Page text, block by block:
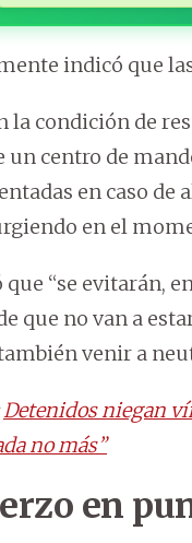
indicó que
la condición de
un centro de
en caso de
en el
que “se evitarán,
que no van a
venir a
Detenidos niegan
no más”
en